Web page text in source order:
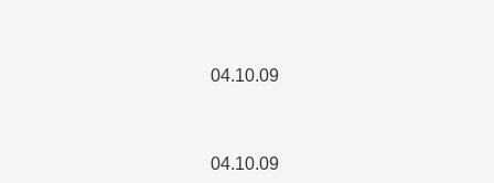
04.10.09
04.10.09